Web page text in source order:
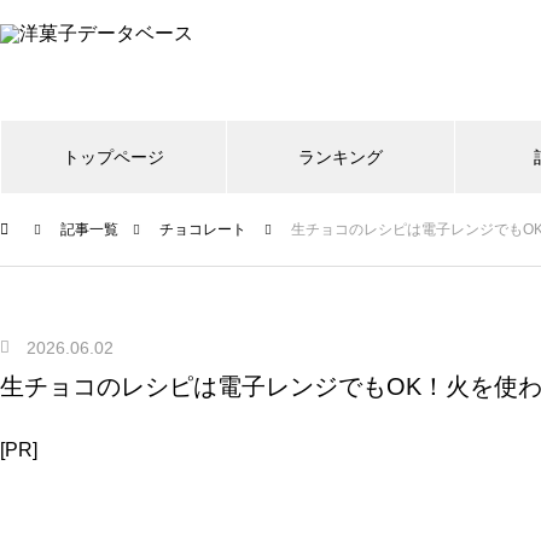
トップページ ランキング
記事一覧 チョコレート 生チョコのレシピは電子レンジでも
2026.06.02
生チョコのレシピは電子レンジでもOK！火を使
[PR]